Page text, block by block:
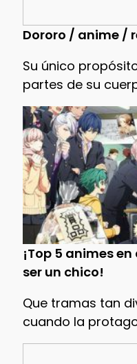
Dororo / anime /
Su único
partes de su
¡Top 5 animes
ser un chico!
Que tramas tan
cuando la